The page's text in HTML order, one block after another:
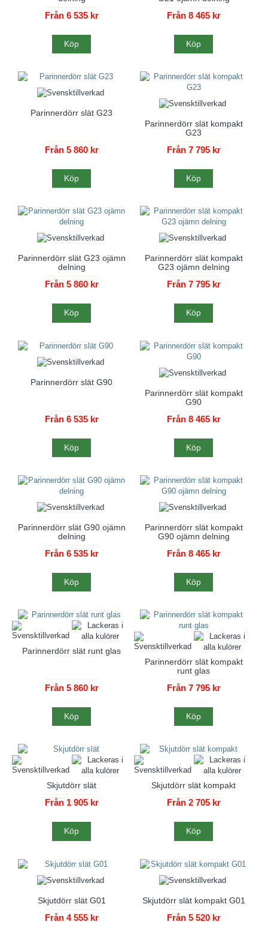
Från 6 535 kr
Köp
Från 8 465 kr
Köp
Parinnerdörr slät G23
Från 5 860 kr
Köp
Parinnerdörr slät kompakt
G23
Från 7 795 kr
Köp
Parinnerdörr slät G23 ojämn
delning
Från 5 860 kr
Köp
Parinnerdörr slät kompakt
G23 ojämn delning
Från 7 795 kr
Köp
Parinnerdörr slät G90
Från 6 535 kr
Köp
Parinnerdörr slät kompakt
G90
Från 8 465 kr
Köp
Parinnerdörr slät G90 ojämn
delning
Från 6 535 kr
Köp
Parinnerdörr slät kompakt
G90 ojämn delning
Från 8 465 kr
Köp
Parinnerdörr slät runt glas
Från 5 860 kr
Köp
Parinnerdörr slät kompakt
runt glas
Från 7 795 kr
Köp
Skjutdörr slät
Från 1 905 kr
Köp
Skjutdörr slät kompakt
Från 2 705 kr
Köp
Skjutdörr slät G01
Från 4 555 kr
Skjutdörr slät kompakt G01
Från 5 520 kr